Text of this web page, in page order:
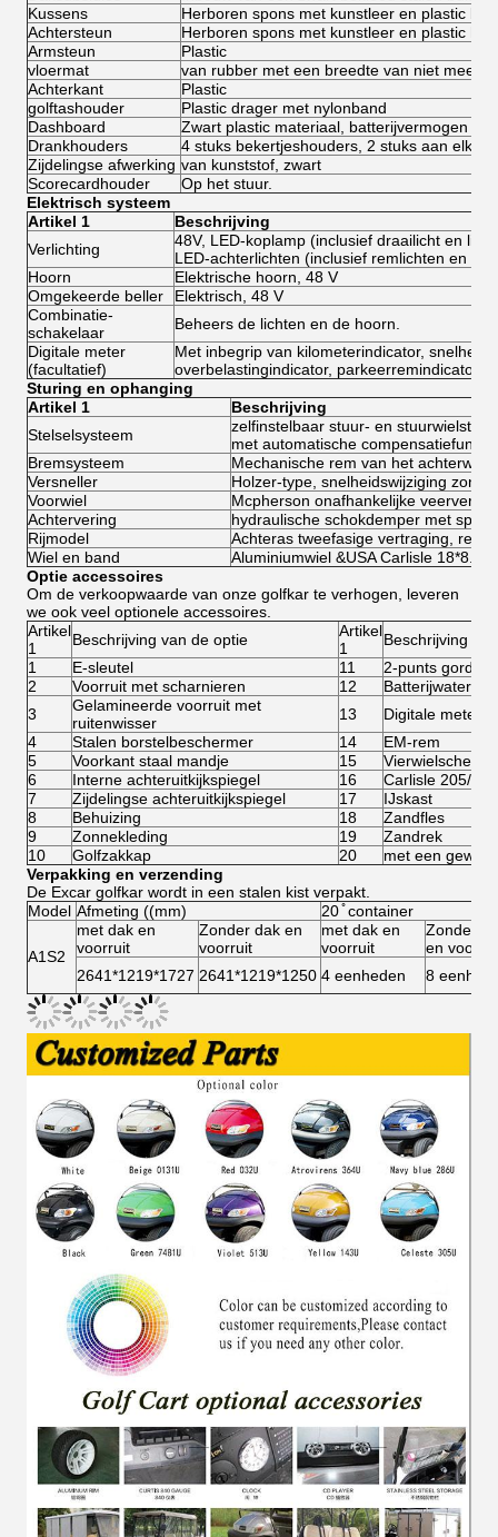
Kussens
Herboren spons met kunstleer en plastic
Achtersteun
Herboren spons met kunstleer en plastic
Armsteun
Plastic
vloermat
van rubber met een breedte van niet meer
Achterkant
Plastic
golftashouder
Plastic drager met nylonband
Dashboard
Zwart plastic materiaal, batterijvermogen
Drankhouders
4 stuks bekertjeshouders, 2 stuks aan elke
Zijdelingse afwerking van kunststof, zwart
Scorecardhouder
Op het stuur.
Elektrisch systeem
Artikel 1
Beschrijving
Verlichting
48V, LED-koplamp (inclusief draailicht en
LED-achterlichten (inclusief remlichten en
Hoorn
Elektrische hoorn, 48 V
Omgekeerde beller
Elektrisch, 48 V
Combinatie-
schakelaar
Beheers de lichten en de hoorn.
Digitale meter
(facultatief)
Met inbegrip van kilometerindicator,
overbelastingindicator, parkeerremindicator,
Sturing en ophanging
Artikel 1
Beschrijving
Stelselsysteem
zelfinstelbaar stuur- en
met automatische compensatiefunctie
Bremsysteem
Mechanische rem van het achterwiel
Versneller
Holzer-type, snelheidswijziging
Voorwiel
Mcpherson onafhankelijke veervering
Achtervering
hydraulische schokdemper met
Rijmodel
Achteras tweefasige vertraging,
Wiel en band
Aluminiumwiel &USA Carlisle 18*8.5-
Optie accessoires
Om de verkoopwaarde van onze golfkar te verhogen, leveren
we ook veel optionele accessoires.
Artikel
1
Beschrijving van de optie
Artikel
1
Beschrijving
1
E-sleutel 11
2-punts gordel
2
Voorruit met scharnieren 12
3
Gelamineerde voorruit met
ruitenwisser
13
Digitale meter
4
Stalen borstelbeschermer 14
EM-rem
5
Voorkant staal mandje 15
6
Interne achteruitkijkspiegel 16
Carlisle 205/
7
Zijdelingse achteruitkijkspiegel 17
IJskast
8
Behuizing 18
Zandfles
9
Zonnekleding 19
Zandrek
10
Golfzakkap 20
met een
Verpakking en verzending
De Excar golfkar wordt in een stalen kist verpakt.
Model Afmeting ((mm) 20 ̊ container
A1S2
met dak en
voorruit
Zonder dak en
voorruit
met dak en
voorruit
Zonder
en
2641*1219*1727 2641*1219*1250 4 eenheden 8